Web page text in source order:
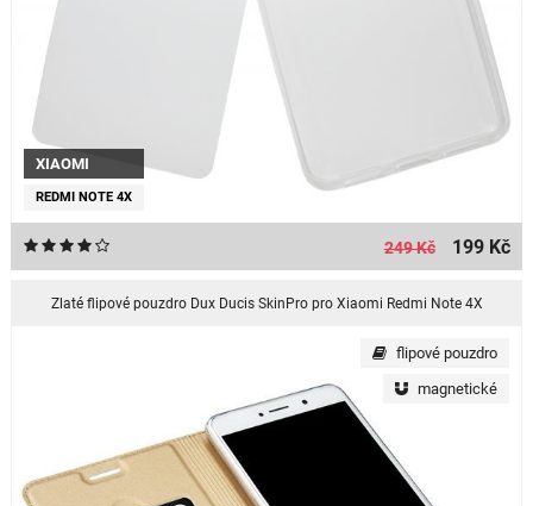
XIAOMI
REDMI NOTE 4X
249 Kč 199 Kč
Zlaté flipové pouzdro Dux Ducis SkinPro pro Xiaomi Redmi Note 4X
flipové pouzdro
magnetické